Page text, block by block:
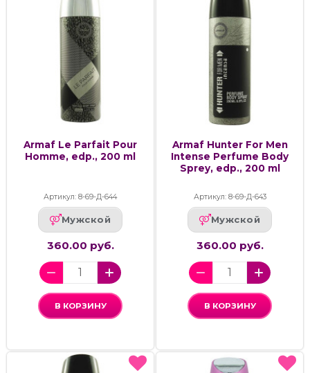
Armaf Le Parfait Pour
Homme, edp., 200 ml
Артикул: 8-69-Д-644
Мужской
360.00 руб.
В КОРЗИНУ
Armaf Hunter For Men
Intense Perfume Body
Sprey, edp., 200 ml
Артикул: 8-69-Д-643
Мужской
360.00 руб.
В КОРЗИНУ